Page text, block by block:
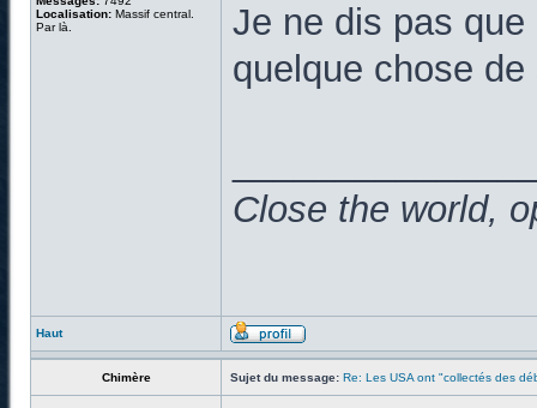
Localisation: Massif central.
Par là.
Je ne dis pas
quelque chose
Close the world,
Haut
Chimère Sujet du message: Re: Les USA ont "collectés des